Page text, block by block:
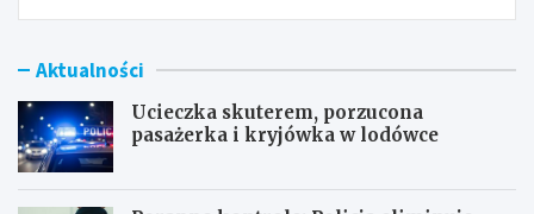
Aktualności
Ucieczka skuterem, porzucona
pasażerka i kryjówka w lodówce